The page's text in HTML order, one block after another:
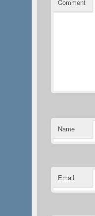
Comment
Name
Email